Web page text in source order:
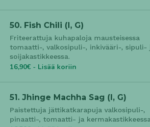
50. Fish Chili (l, G)
Friteerattuja kuhapaloja mausteisessa
tomaatti-, valkosipuli-, inkivääri-, sipuli-
soijakastikkeessa.
16,90€ - Lisää koriin
51. Jhinge Machha Sag (l, G)
Paistettuja jättikatkarapuja valkosipuli-,
pinaatti-, tomaatti- ja